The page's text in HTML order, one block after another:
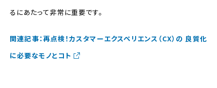
るにあたって非常に重要です。
関連記事：再点検！カスタマーエクスペリエンス（CX）の 良質化
に必要なモノとコト